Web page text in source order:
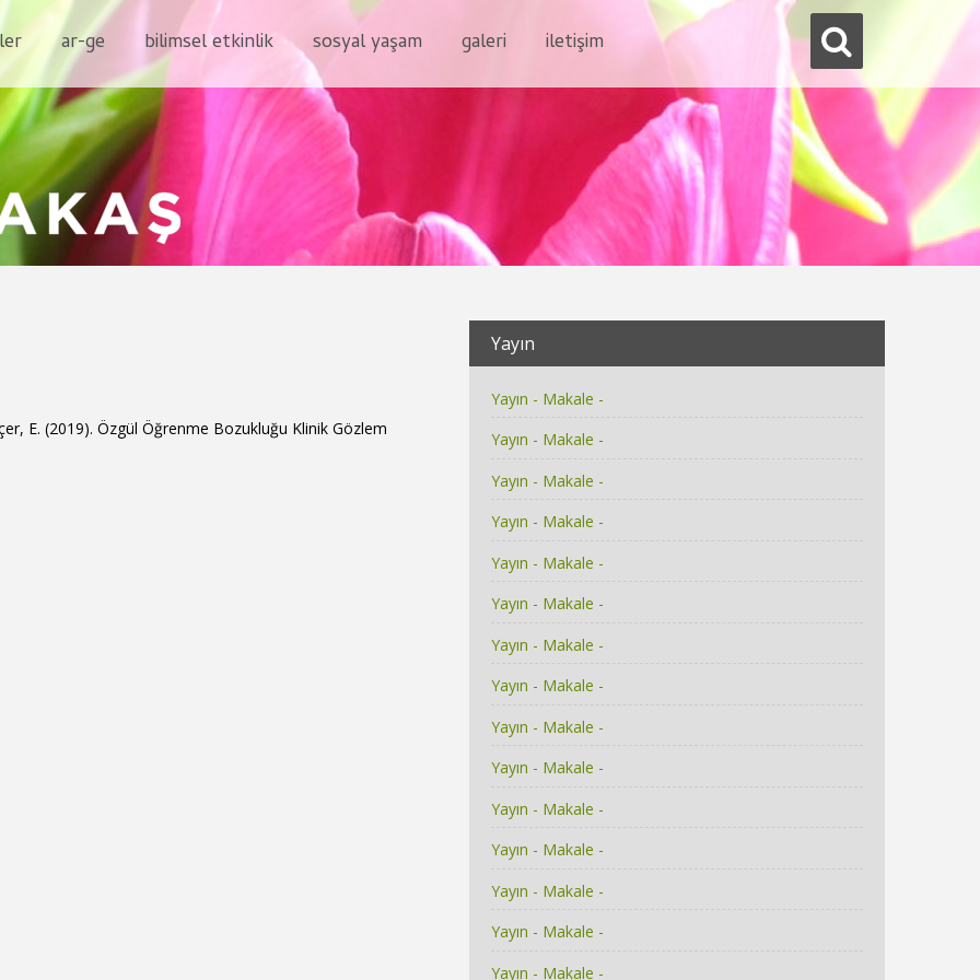
ar-ge bilimsel etkinlik sosyal yaşam galeri i̇letişim
E. (2019). Özgül Öğrenme Bozukluğu Klinik Gözlem
Yayın
Yayın - Makale -
Yayın - Makale -
Yayın - Makale -
Yayın - Makale -
Yayın - Makale -
Yayın - Makale -
Yayın - Makale -
Yayın - Makale -
Yayın - Makale -
Yayın - Makale -
Yayın - Makale -
Yayın - Makale -
Yayın - Makale -
Yayın - Makale -
Yayın - Makale -